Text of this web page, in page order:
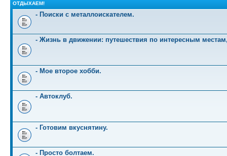
ОТДЫХАЕМ!
- Поиски с металлоискателем.
- Жизнь в движении: путешествия по интересным
- Мое второе хобби.
- Автоклуб.
- Готовим вкуснятину.
- Просто болтаем.